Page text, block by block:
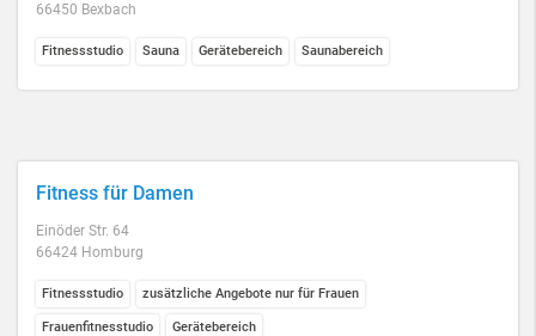
66450 Bexbach
Fitnessstudio Sauna Gerätebereich Saunabereich
Fitness für Damen
Einöder Str. 64
66424 Homburg
Fitnessstudio zusätzliche Angebote nur für Frauen
Frauenfitnesstudio Gerätebereich